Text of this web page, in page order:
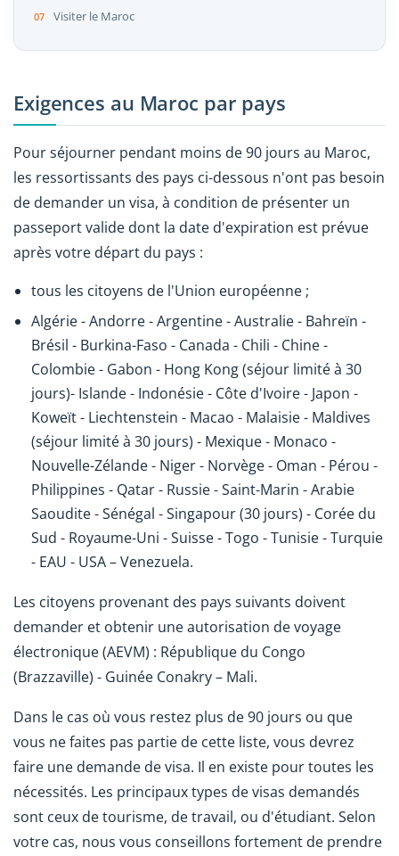
Visiter le Maroc
Exigences au Maroc par pays
Pour séjourner pendant moins de 90 jours au Maroc,
les ressortissants des pays ci-dessous n'ont pas besoin
de demander un visa, à condition de présenter un
passeport valide dont la date d'expiration est prévue
après votre départ du pays :
tous les citoyens de l'Union européenne ;
Algérie - Andorre - Argentine - Australie - Bahreïn -
Brésil - Burkina-Faso - Canada - Chili - Chine -
Colombie - Gabon - Hong Kong (séjour limité à 30
jours)- Islande - Indonésie - Côte d'Ivoire - Japon -
Koweït - Liechtenstein - Macao - Malaisie - Maldives
(séjour limité à 30 jours) - Mexique - Monaco -
Nouvelle-Zélande - Niger - Norvège - Oman - Pérou -
Philippines - Qatar - Russie - Saint-Marin - Arabie
Saoudite - Sénégal - Singapour (30 jours) - Corée du
Sud - Royaume-Uni - Suisse - Togo - Tunisie - Turquie
- EAU - USA – Venezuela.
Les citoyens provenant des pays suivants doivent
demander et obtenir une autorisation de voyage
électronique (AEVM) : République du Congo
(Brazzaville) - Guinée Conakry – Mali.
Dans le cas où vous restez plus de 90 jours ou que
vous ne faites pas partie de cette liste, vous devrez
faire une demande de visa. Il en existe pour toutes les
nécessités. Les principaux types de visas demandés
sont ceux de tourisme, de travail, ou d'étudiant. Selon
votre cas, nous vous conseillons fortement de prendre